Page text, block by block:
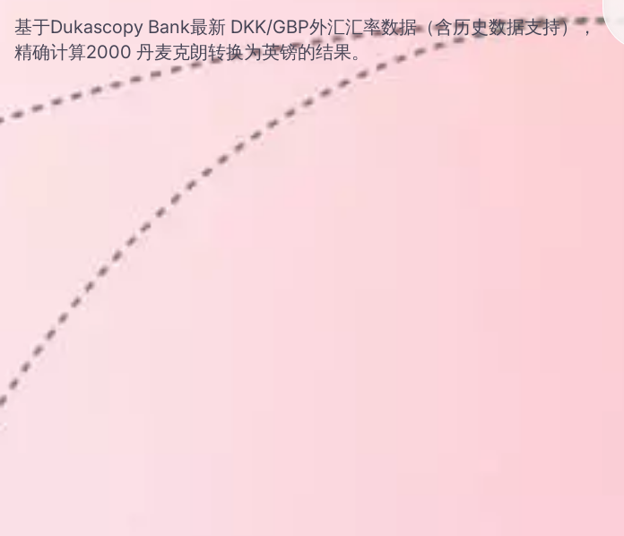
基于Dukascopy Bank最新 DKK/GBP外汇汇率数据（含历史数据支持），
精确计算2000 丹麦克朗转换为英镑的结果。